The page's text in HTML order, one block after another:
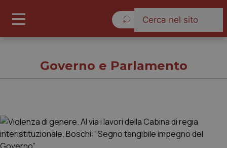
Cronache
Governo e Parlamento